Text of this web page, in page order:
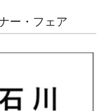
ー・フェア